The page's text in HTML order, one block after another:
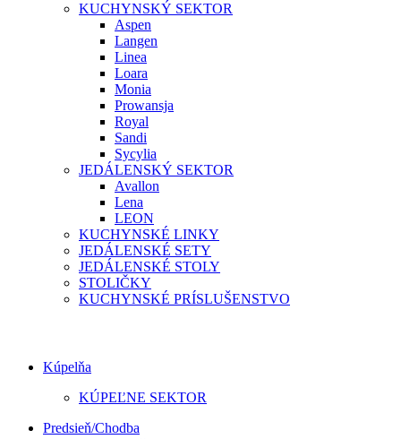
KUCHYNSKÝ SEKTOR
Aspen
Langen
Linea
Loara
Monia
Prowansja
Royal
Sandi
Sycylia
JEDÁLENSKÝ SEKTOR
Avallon
Lena
LEON
KUCHYNSKÉ LINKY
JEDÁLENSKÉ SETY
JEDÁLENSKÉ STOLY
STOLIČKY
KUCHYNSKÉ PRÍSLUŠENSTVO
Kúpelňa
KÚPEĽNE SEKTOR
Predsieň/Chodba